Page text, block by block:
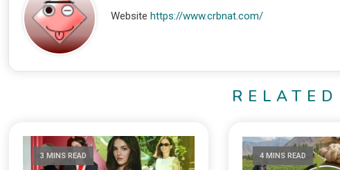
Website https://www.crbnat.com/
3 MINS READ 4 MINS READ